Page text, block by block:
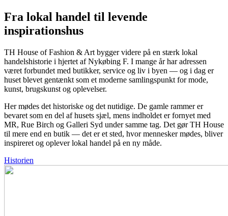
Fra lokal handel til levende
inspirationshus
TH House of Fashion & Art bygger videre på en stærk lokal
handelshistorie i hjertet af Nykøbing F. I mange år har adressen
været forbundet med butikker, service og liv i byen — og i dag er
huset blevet gentænkt som et moderne samlingspunkt for mode,
kunst, brugskunst og oplevelser.
Her mødes det historiske og det nutidige. De gamle rammer er
bevaret som en del af husets sjæl, mens indholdet er fornyet med
MR, Rue Birch og Galleri Syd under samme tag. Det gør TH House
til mere end en butik — det er et sted, hvor mennesker mødes, bliver
inspireret og oplever lokal handel på en ny måde.
Historien